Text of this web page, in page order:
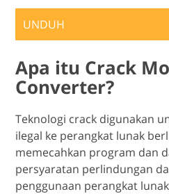
UNDUH
Apa itu Crack
Converter?
Teknologi crack digunakan
ilegal ke perangkat lunak
memecahkan program dan
persyaratan perlindungan
penggunaan perangkat